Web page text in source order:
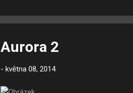
Aurora 2
- května 08, 2014